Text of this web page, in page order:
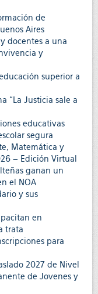
de
Aires
docentes a una
y
superior a
“La Justicia sale a
educativas
segura
Matemática y
– Edición Virtual
ganan un
el NOA
y sus
en
trata
para
2027 de Nivel
de Jovenes y